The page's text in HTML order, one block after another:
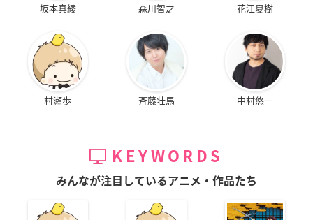
坂本真綾 森川智之 花江夏樹
村瀬歩 斉藤壮馬 中村悠一
KEYWORDS
みんなが注目しているアニメ・作品たち